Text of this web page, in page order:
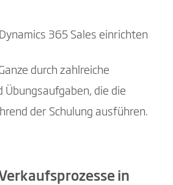
365 Sales einrichten
durch zahlreiche
Übungsaufgaben, die die
der Schulung ausführen.
in